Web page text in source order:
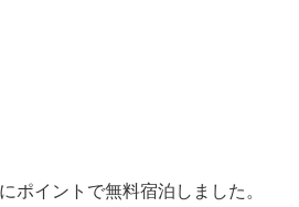
ポイントで無料宿泊しました。